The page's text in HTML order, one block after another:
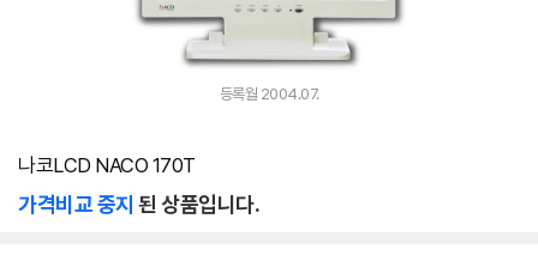
등록월 2004.07.
나코LCD NACO 170T
가격비교 중지 된 상품입니다.